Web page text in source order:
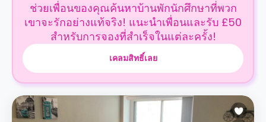
ช่วยเพื่อนของคุณค้นหาบ้านพักนักศึกษาที่พวก
เขาจะรักอย่างแท้จริง! แนะนำเพื่อนและรับ £50
สำหรับการจองที่สำเร็จในแต่ละครั้ง!
เคลมสิทธิ์เลย